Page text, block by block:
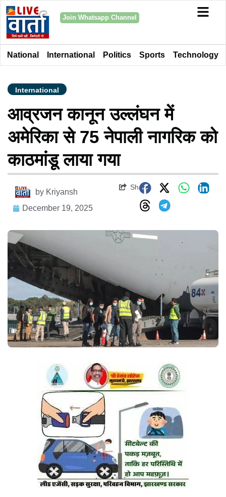
Join Whatsapp Channel
National International Politics Sports Technology
International
आव्रजन कानून उल्लंघन में
अमेरिका से 75 नेपाली नागरिक को
काठमांडू लाया गया
by Kriyansh
December 19, 2025
Share